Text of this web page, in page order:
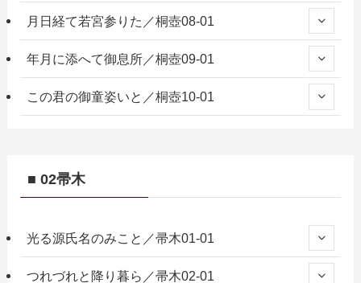
月日経て若宮参りた／桐壺08-01
年月に添へて御息所／桐壺09-01
この君の御童姿いと／桐壺10-01
■ 02帚木
光る源氏名のみこと／帚木01-01
つれづれと降り暮ら／帚木02-01